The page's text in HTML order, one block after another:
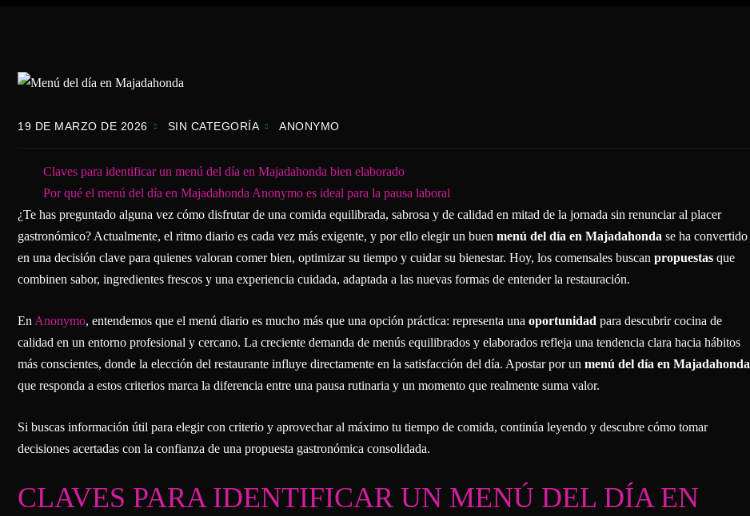
19 DE MARZO DE 2026 SIN CATEGORÍA ANONYMO
Claves para identificar un menú del día en Majadahonda bien elaborado
Por qué el menú del día en Majadahonda Anonymo es ideal para la pausa laboral
¿Te has preguntado alguna vez cómo disfrutar de una comida equilibrada, sabrosa y de calidad en mitad de la jornada sin renunciar al placer
gastronómico? Actualmente, el ritmo diario es cada vez más exigente, y por ello elegir un buen menú del día en Majadahonda se ha convertido
en una decisión clave para quienes valoran comer bien, optimizar su tiempo y cuidar su bienestar. Hoy, los comensales buscan propuestas que
combinen sabor, ingredientes frescos y una experiencia cuidada, adaptada a las nuevas formas de entender la restauración.
En Anonymo, entendemos que el menú diario es mucho más que una opción práctica: representa una oportunidad para descubrir cocina de
calidad en un entorno profesional y cercano. La creciente demanda de menús equilibrados y elaborados refleja una tendencia clara hacia hábitos
más conscientes, donde la elección del restaurante influye directamente en la satisfacción del día. Apostar por un menú del día en Majadahonda
que responda a estos criterios marca la diferencia entre una pausa rutinaria y un momento que realmente suma valor.
Si buscas información útil para elegir con criterio y aprovechar al máximo tu tiempo de comida, continúa leyendo y descubre cómo tomar
decisiones acertadas con la confianza de una propuesta gastronómica consolidada.
CLAVES PARA IDENTIFICAR UN MENÚ DEL DÍA EN